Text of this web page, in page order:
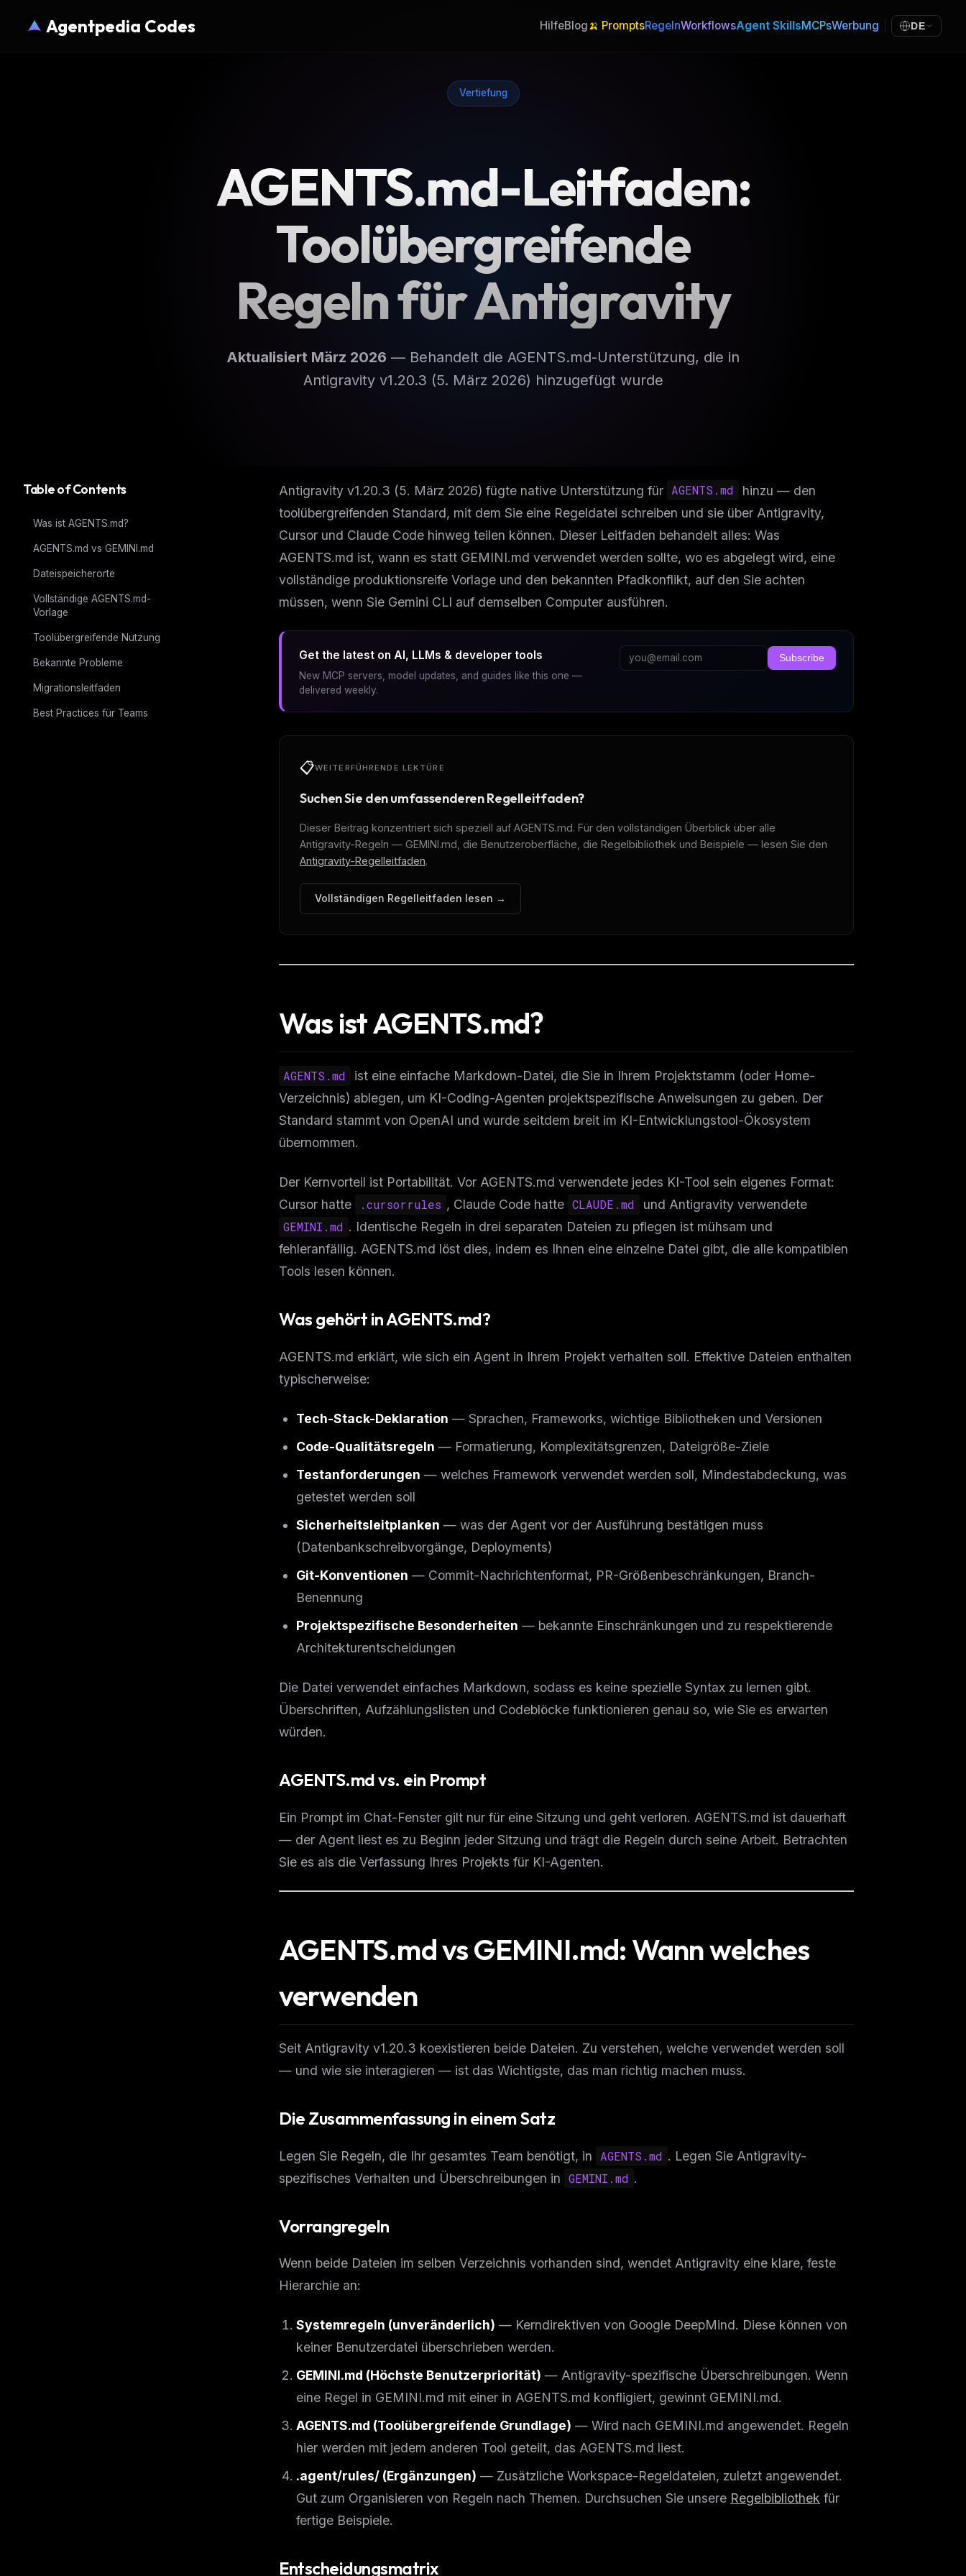
Agentpedia Codes HilfeBlog🍌 PromptsRegelnWorkflowsAgent SkillsMCPsWerbung DE
Vertiefung
AGENTS.md-Leitfaden:
Toolübergreifende
Regeln für Antigravity
Aktualisiert März 2026 — Behandelt die AGENTS.md-Unterstützung, die in
Antigravity v1.20.3 (5. März 2026) hinzugefügt wurde
Table of Contents
Was ist AGENTS.md?
AGENTS.md vs GEMINI.md
Dateispeicherorte
Vollständige AGENTS.md-
Vorlage
Toolübergreifende Nutzung
Bekannte Probleme
Migrationsleitfaden
Best Practices für Teams
Antigravity v1.20.3 (5. März 2026) fügte native Unterstützung für AGENTS.md
hinzu — den
toolübergreifenden Standard, mit dem Sie eine Regeldatei schreiben und sie über Antigravity,
Cursor und Claude Code hinweg teilen können. Dieser Leitfaden behandelt alles: Was
AGENTS.md ist, wann es statt GEMINI.md verwendet werden sollte, wo es abgelegt wird, eine
vollständige produktionsreife Vorlage und den bekannten Pfadkonflikt, auf den Sie achten
müssen, wenn Sie Gemini CLI auf demselben Computer ausführen.
Get the latest on AI, LLMs & developer tools
New MCP servers, model updates, and guides like this one —
delivered weekly.
Subscribe
📋WEITERFÜHRENDE LEKTÜRE
Suchen Sie den umfassenderen Regelleitfaden?
Dieser Beitrag konzentriert sich speziell auf AGENTS.md. Für den vollständigen Überblick über alle
Antigravity-Regeln — GEMINI.md, die Benutzeroberfläche, die Regelbibliothek und Beispiele — lesen Sie den
Antigravity-Regelleitfaden.
Vollständigen Regelleitfaden lesen →
Was ist AGENTS.md?
AGENTS.md
ist eine einfache Markdown-Datei, die Sie in Ihrem Projektstamm (oder Home-
Verzeichnis) ablegen, um KI-Coding-Agenten projektspezifische Anweisungen zu geben. Der
Standard stammt von OpenAI und wurde seitdem breit im KI-Entwicklungstool-Ökosystem
übernommen.
Der Kernvorteil ist Portabilität. Vor AGENTS.md verwendete jedes KI-Tool sein eigenes Format:
Cursor hatte
.cursorrules , Claude Code hatte CLAUDE.md
und Antigravity verwendete
GEMINI.md . Identische Regeln in drei separaten Dateien zu pflegen ist mühsam und
fehleranfällig. AGENTS.md löst dies, indem es Ihnen eine einzelne Datei gibt, die alle kompatiblen
Tools lesen können.
Was gehört in AGENTS.md?
AGENTS.md erklärt, wie sich ein Agent in Ihrem Projekt verhalten soll. Effektive Dateien enthalten
typischerweise:
Tech-Stack-Deklaration — Sprachen, Frameworks, wichtige Bibliotheken und Versionen
Code-Qualitätsregeln — Formatierung, Komplexitätsgrenzen, Dateigröße-Ziele
Testanforderungen — welches Framework verwendet werden soll, Mindestabdeckung, was
getestet werden soll
Sicherheitsleitplanken — was der Agent vor der Ausführung bestätigen muss
(Datenbankschreibvorgänge, Deployments)
Git-Konventionen — Commit-Nachrichtenformat, PR-Größenbeschränkungen, Branch-
Benennung
Projektspezifische Besonderheiten — bekannte Einschränkungen und zu respektierende
Architekturentscheidungen
Die Datei verwendet einfaches Markdown, sodass es keine spezielle Syntax zu lernen gibt.
Überschriften, Aufzählungslisten und Codeblöcke funktionieren genau so, wie Sie es erwarten
würden.
AGENTS.md vs. ein Prompt
Ein Prompt im Chat-Fenster gilt nur für eine Sitzung und geht verloren. AGENTS.md ist dauerhaft
— der Agent liest es zu Beginn jeder Sitzung und trägt die Regeln durch seine Arbeit. Betrachten
Sie es als die Verfassung Ihres Projekts für KI-Agenten.
AGENTS.md vs GEMINI.md: Wann welches
verwenden
Seit Antigravity v1.20.3 koexistieren beide Dateien. Zu verstehen, welche verwendet werden soll
— und wie sie interagieren — ist das Wichtigste, das man richtig machen muss.
Die Zusammenfassung in einem Satz
Legen Sie Regeln, die Ihr gesamtes Team benötigt, in AGENTS.md . Legen Sie Antigravity-
spezifisches Verhalten und Überschreibungen in GEMINI.md .
Vorrangregeln
Wenn beide Dateien im selben Verzeichnis vorhanden sind, wendet Antigravity eine klare, feste
Hierarchie an:
Systemregeln (unveränderlich) — Kerndirektiven von Google DeepMind. Diese können von
keiner Benutzerdatei überschrieben werden.
GEMINI.md (Höchste Benutzerpriorität) — Antigravity-spezifische Überschreibungen. Wenn
eine Regel in GEMINI.md mit einer in AGENTS.md konfligiert, gewinnt GEMINI.md.
AGENTS.md (Toolübergreifende Grundlage) — Wird nach GEMINI.md angewendet. Regeln
hier werden mit jedem anderen Tool geteilt, das AGENTS.md liest.
.agent/rules/ (Ergänzungen) — Zusätzliche Workspace-Regeldateien, zuletzt angewendet.
Gut zum Organisieren von Regeln nach Themen. Durchsuchen Sie unsere Regelbibliothek für
fertige Beispiele.
Entscheidungsmatrix
MCP pick of the
New agent skill
Rules & workflow
Free · Weekly · 2 min read
FREE NEWSLETTER
The weekly digest for
Curated MCP picks, agent skills, rules, and LLM